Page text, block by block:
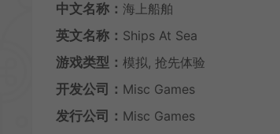
中文名称： 海上船舶
英文名称： Ships At Sea
游戏类型： 模拟, 抢先体验
开发公司： Misc Games
发行公司： Misc Games